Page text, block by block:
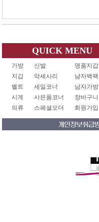
QUICK MENU
가방 신발
명품지갑
지갑
악세사리
남자백팩
벨트
세일코너
남자가방
시계
사은품코너
장바구니
의류
스페셜오더 회원가입